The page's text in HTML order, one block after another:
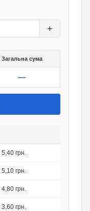
+
Загальна сума
—
5,40 грн.
5,10 грн.
4,80 грн.
3,60 грн.